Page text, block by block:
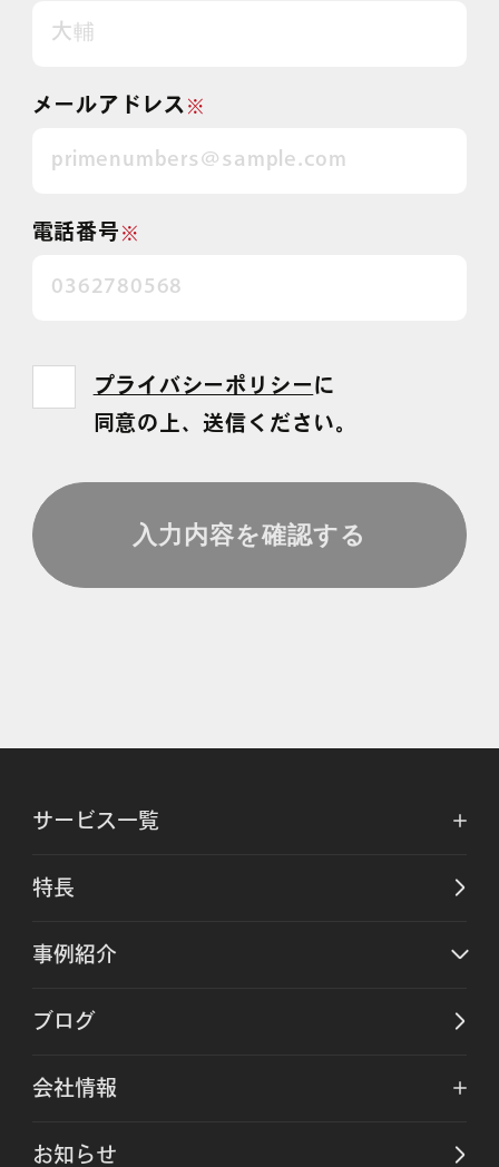
※
メールアドレス
※
電話番号
プライバシーポリシー に
同意の上、送信ください。
サービス一覧
特長
事例紹介
ブログ
会社情報
お知らせ